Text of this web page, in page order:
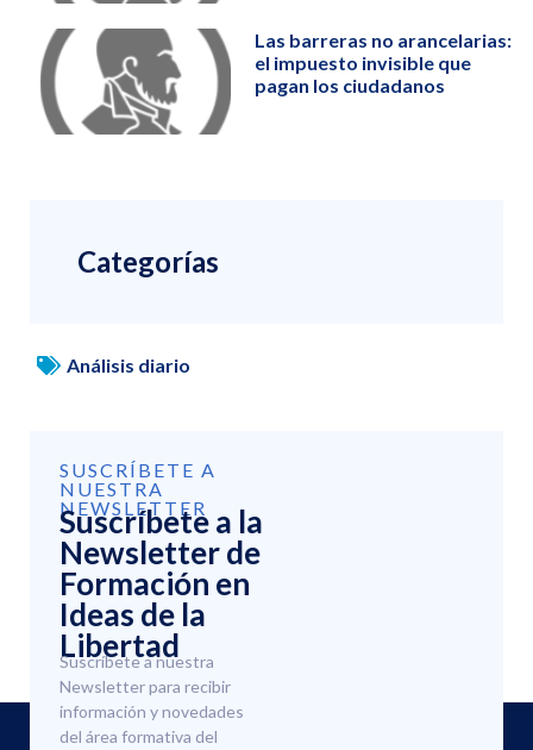
Las barreras no arancelarias:
el impuesto invisible que
pagan los ciudadanos
Categorías
Análisis diario
SUSCRÍBETE A
NUESTRA
NEWSLETTER
Suscríbete a la
Newsletter de
Formación en
Ideas de la
Libertad
Suscríbete a nuestra
Newsletter para recibir
información y novedades
del área formativa del